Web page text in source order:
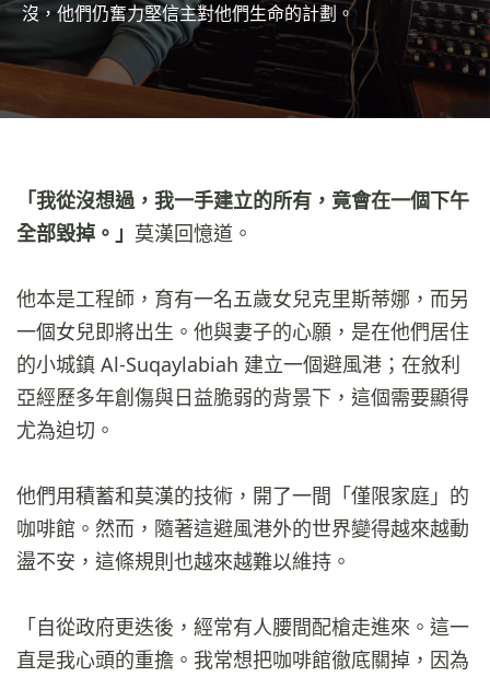
沒，他們仍奮力堅信主對他們生命的計劃。
「我從沒想過，我一手建立的所有，竟會在一個下午
全部毀掉。」 莫漢回憶道。
他本是工程師，育有一名五歲女兒克里斯蒂娜，而另
一個女兒即將出生。他與妻子的心願，是在他們居住
的小城鎮 Al-Suqaylabiah 建立一個避風港；在敘利
亞經歷多年創傷與日益脆弱的背景下，這個需要顯得
尤為迫切。
他們用積蓄和莫漢的技術，開了一間「僅限家庭」的
咖啡館。然而，隨著這避風港外的世界變得越來越動
盪不安，這條規則也越來越難以維持。
「自從政府更迭後，經常有人腰間配槍走進來。這一
直是我心頭的重擔。我常想把咖啡館徹底關掉，因為